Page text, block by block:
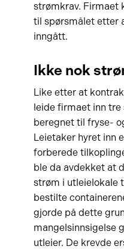
strømkrav. Firmaet
til spørsmålet etter
inngått.
Ikke nok
Like etter at
leide firmaet inn tre
beregnet til fryse-
Leietaker hyret inn
forberede
ble da avdekket at
strøm i utleielokale
bestilte
gjorde på dette
mangelsinnsigelse
utleier. De krevde